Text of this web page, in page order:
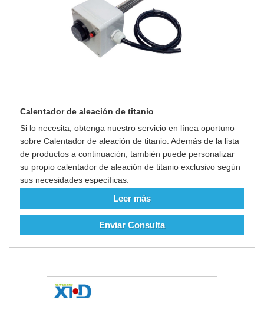
Calentador de aleación de titanio
Si lo necesita, obtenga nuestro servicio en línea oportuno
sobre Calentador de aleación de titanio. Además de la lista
de productos a continuación, también puede personalizar
su propio calentador de aleación de titanio exclusivo según
sus necesidades específicas.
Leer más
Enviar Consulta